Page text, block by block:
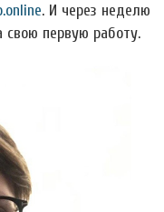
. И через неделю
первую работу.